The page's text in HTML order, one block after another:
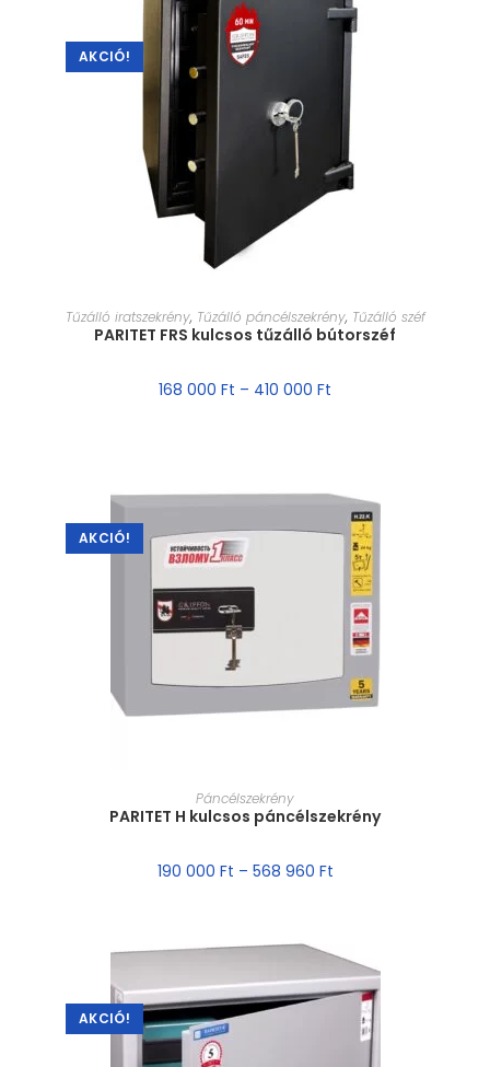
AKCIÓ!
MÉRET VÁLASZTÁSA
Tűzálló iratszekrény, Tűzálló páncélszekrény, Tűzálló széf
PARITET FRS kulcsos tűzálló bútorszéf
168 000 Ft – 410 000 Ft
AKCIÓ!
MÉRET VÁLASZTÁSA
Páncélszekrény
PARITET H kulcsos páncélszekrény
190 000 Ft – 568 960 Ft
AKCIÓ!